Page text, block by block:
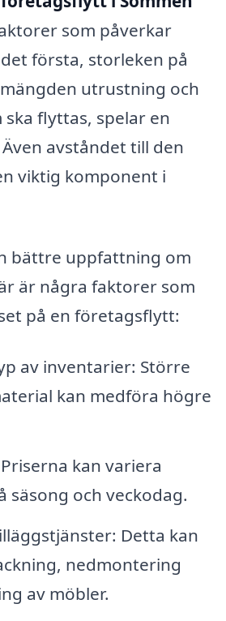
som påverkar
första, storleken på
utrustning och
flyttas, spelar en
avståndet till den
viktig komponent i
bättre uppfattning om
är några faktorer som
på en företagsflytt:
av inventarier: Större
kan medföra högre
kan variera
säsong och veckodag.
Detta kan
nedmontering
av möbler.